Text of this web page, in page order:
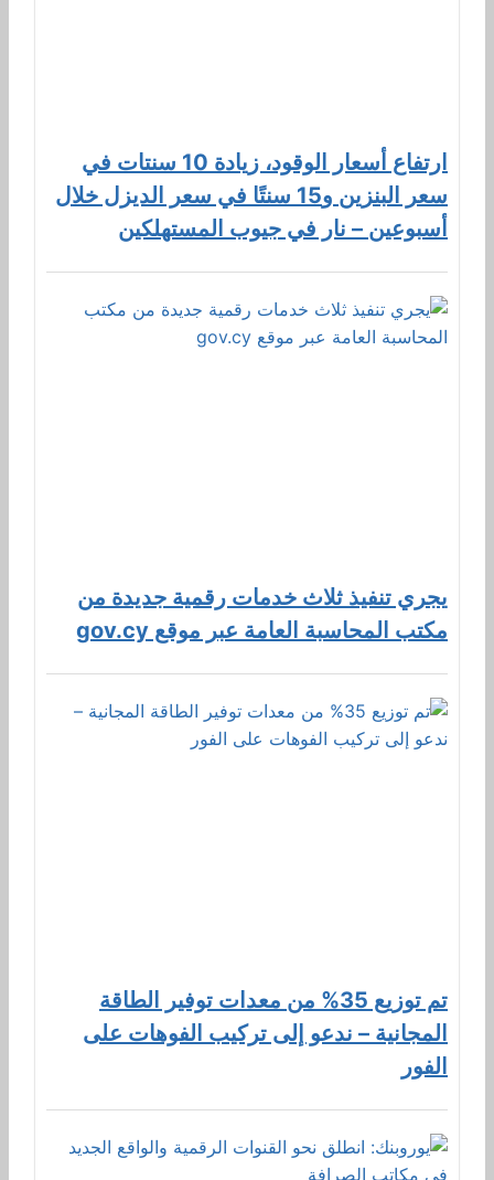
ارتفاع أسعار الوقود، زيادة 10 سنتات في
سعر البنزين و15 سنتًا في سعر الديزل خلال
أسبوعين – نار في جيوب المستهلكين
يجري تنفيذ ثلاث خدمات رقمية جديدة من
مكتب المحاسبة العامة عبر موقع gov.cy
تم توزيع 35% من معدات توفير الطاقة
المجانية – ندعو إلى تركيب الفوهات على
الفور